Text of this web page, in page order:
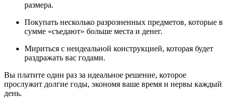
размера.
Покупать несколько разрозненных предметов, которые в
сумме «съедают» больше места и денег.
Мириться с неидеальной конструкцией, которая будет
раздражать вас годами.
Вы платите один раз за идеальное решение, которое
прослужит долгие годы, экономя ваше время и нервы каждый
день.